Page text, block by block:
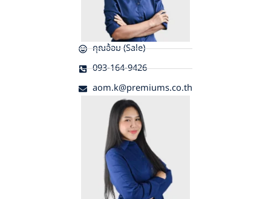
คุณอ้อม (Sale)
093-164-9426
aom.k@premiums.co.th